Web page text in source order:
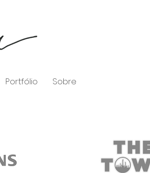
Portfólio Sobre